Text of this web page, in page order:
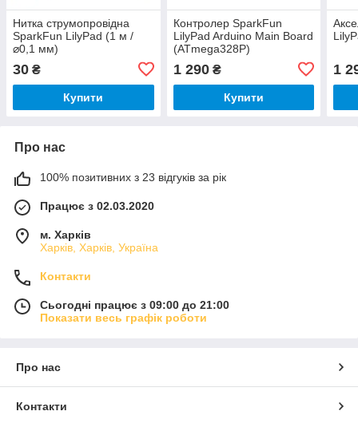
Нитка струмопровідна
SparkFun LilyPad (1 м /
⌀0,1 мм)
30 ₴
Купити
Контролер SparkFun
LilyPad Arduino Main Board
(ATmega328P)
1 290₴
Купити
1
Про нас
100% позитивних з 23 відгуків за рік
Працює з 02.03.2020
м. Харків
Харків, Харків, Україна
Контакти
Сьогодні працює з 09:00 до 21:00
Показати весь графік роботи
Про нас
Контакти